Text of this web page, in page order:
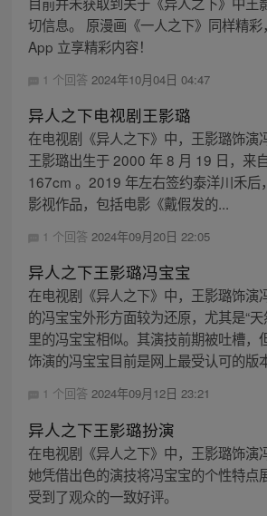
切信息。 原漫画《一人之下》同样精
App 立享精彩内容！
1 个回答 2024年10月04日 04:47
异人之下电视剧王影璐
在电视剧《异人之下》中，王影璐饰演
王影璐出生于 2000 年 8 月 19 日，来
167cm 。2019 年左右签约泰洋川禾后
影视作品，包括电影《戴假发的...
1 个回答 2024年09月20日 22:05
异人之下王影璐冯宝宝
在电视剧《异人之下》中，王影璐饰演
的冯宝宝外形方面较为还原，尤其是“
里的冯宝宝相似。其演技前期被吐槽，
饰演的冯宝宝目前是网上最受认可的版
1 个回答 2024年09月12日 23:21
异人之下王影璐扮演
在电视剧《异人之下》中，王影璐饰演
她凭借出色的演技将冯宝宝的个性特点
受到了观众的一致好评。